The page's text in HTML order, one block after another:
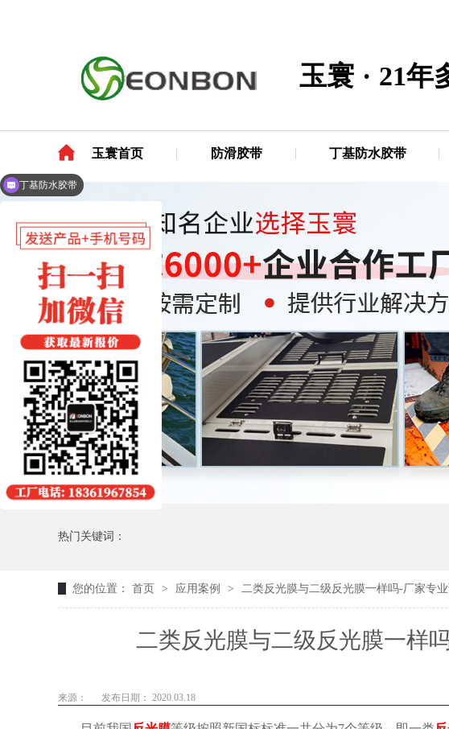
玉寰 · 21年
玉寰首页 防滑胶带 丁基防水胶带
热门关键词：
您的位置： 首页 > 应用案例 > 二类反光膜与二级反光膜一样吗-厂家专业
二类反光膜与二级反光膜一样
来源： 发布日期： 2020.03.18
丁基防水胶带
玻纤铝箔胶带